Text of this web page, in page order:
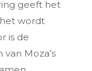
geeft het
wordt
is de
Moza’s